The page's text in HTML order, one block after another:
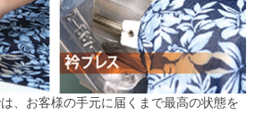
、お客様の手元に届くまで最高の状態を